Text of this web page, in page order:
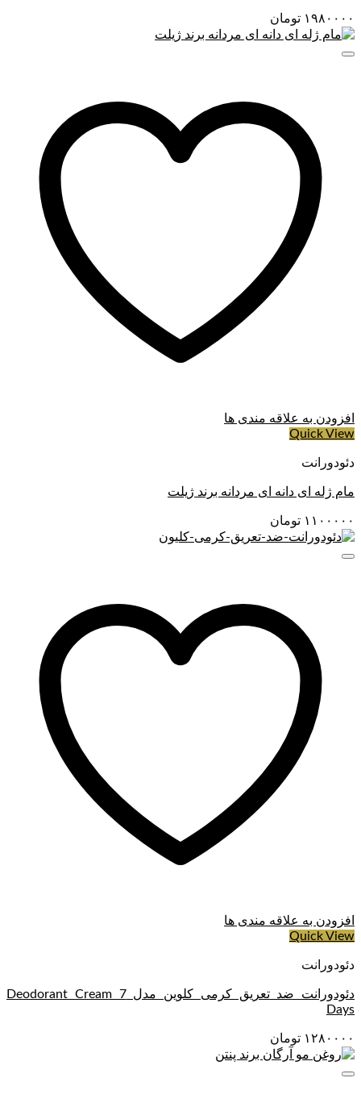
۱۹۸۰۰۰۰ تومان
افزودن به علاقه مندی ها
Quick View
دئودورانت
مام ژله ای دانه ای مردانه برند ژیلت
۱۱۰۰۰۰۰ تومان
افزودن به علاقه مندی ها
Quick View
دئودورانت
دئودورانت ضد تعریق کرمی کلوین مدل Deodorant Cream 7
Days
۱۲۸۰۰۰۰ تومان